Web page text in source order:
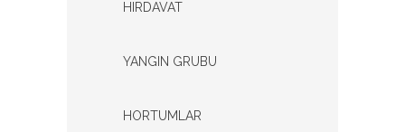
HIRDAVAT
YANGIN GRUBU
HORTUMLAR